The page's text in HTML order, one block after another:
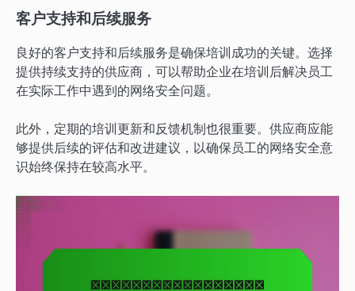
客户支持和后续服务
良好的客户支持和后续服务是确保培训成功的关键。选择
提供持续支持的供应商，可以帮助企业在培训后解决员工
在实际工作中遇到的网络安全问题。
此外，定期的培训更新和反馈机制也很重要。供应商应能
够提供后续的评估和改进建议，以确保员工的网络安全意
识始终保持在较高水平。